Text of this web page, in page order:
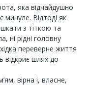
яка відчайдушно
минуле. Відтоді як
з тіткою та
ні рідні головну
переверне життя
відкриє шлях до
вірна і, власне,